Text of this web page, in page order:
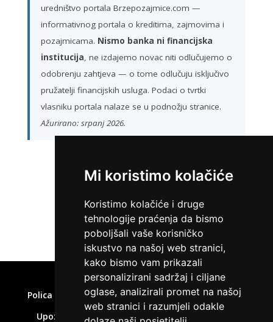
Mi koristimo kolačiće
Koristimo kolačiće i druge
tehnologije praćenja da bismo
poboljšali vaše korisničko
iskustvo na našoj web stranici,
kako bismo vam prikazali
personalizirani sadržaj i ciljane
oglase, analizirali promet na našoj
web stranici i razumjeli odakle
uredništvo portala Brzepozajmice.com —
informativnog portala o kreditima, zajmovima i
pozajmicama. Nismo banka ni financijska
institucija, ne izdajemo novac niti odlučujemo o
odobrenju zahtjeva — o tome odlučuju isključivo
pružatelji financijskih usluga. Podaci o tvrtki
vlasniku portala nalaze se u podnožju stranice.
Ažurirano: srpanj 2026.
ZATRAŽI KREDIT
Home»Brze pozajmice online
Polica privatnosti Uvjeti korištenja
Kolačići
Upozorenje o rizicima
Affiliate disclaimer